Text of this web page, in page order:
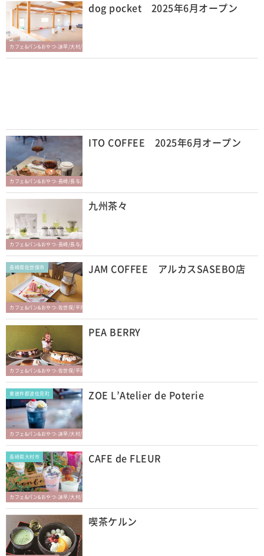
カフェ&パン&おやつ-諫早/大村/東彼杵
dog pocket 2025年6月オープン
カフェ&パン&おやつ-長崎/長与/時津
ITO COFFEE 2025年6月オープン
カフェ&パン&おやつ-長崎/長与/時津
九州茶々
長崎県佐世保市
カフェ&パン&おやつ-佐世保/平戸/松浦/西海
JAM COFFEE アルカスSASEBO店
カフェ&パン&おやつ-佐世保/平戸/松浦/西海
PEA BERRY
東彼杵郡波佐見町
カフェ&パン&おやつ-諫早/大村/東彼杵
ZOE L’Atelier de Poterie
長崎県大村市
カフェ&パン&おやつ-諫早/大村/東彼杵
CAFE de FLEUR
喫茶ケルン